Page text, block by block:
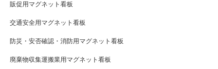
販促用マグネット看板
交通安全用マグネット看板
防災・安否確認・消防用マグネット看板
廃棄物収集運搬業用マグネット看板